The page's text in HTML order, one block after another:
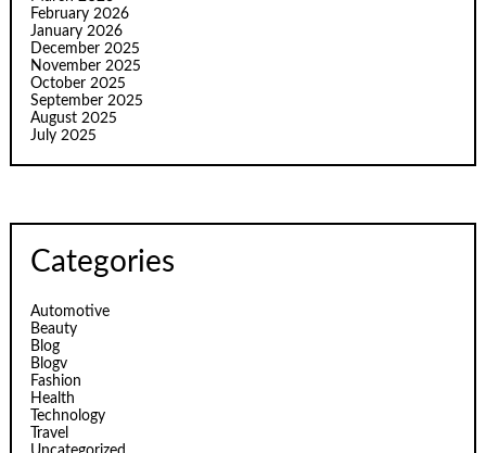
February 2026
January 2026
December 2025
November 2025
October 2025
September 2025
August 2025
July 2025
Categories
Automotive
Beauty
Blog
Blogv
Fashion
Health
Technology
Travel